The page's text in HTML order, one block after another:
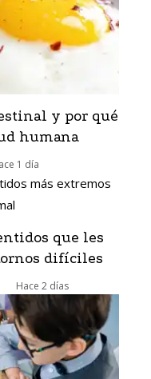
y por qué
humana
1 día
que les
difíciles
Hace 2 días